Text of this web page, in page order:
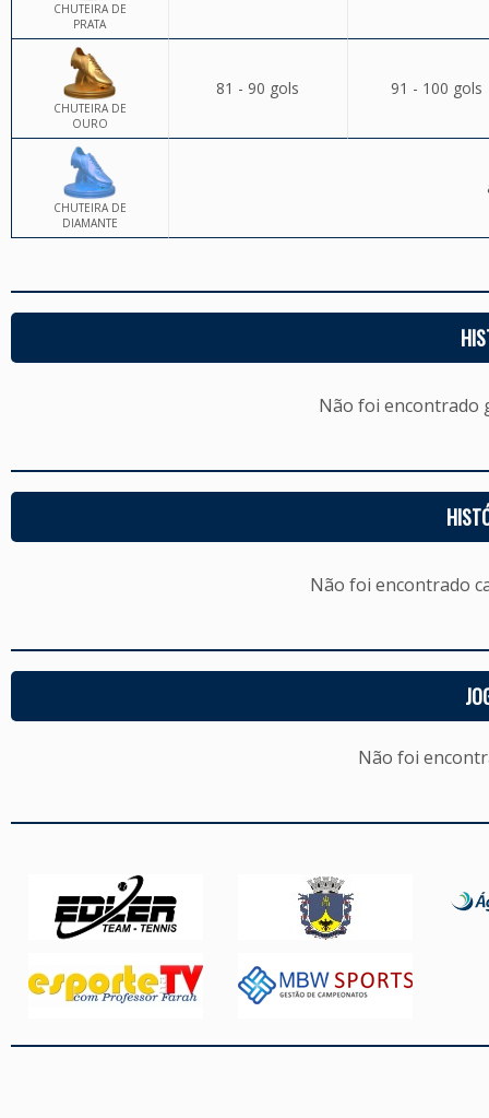
CHUTEIRA DE
PRATA
CHUTEIRA DE
OURO
81 - 90 gols 91 - 100 gols
CHUTEIRA DE
DIAMANTE
Não foi encontrado
Não foi encontrado
Não foi